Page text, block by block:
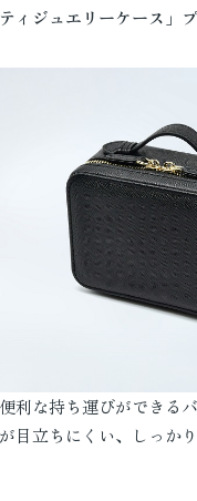
ティジュエリーケース」
利な持ち運びができる
目立ちにくい、しっか